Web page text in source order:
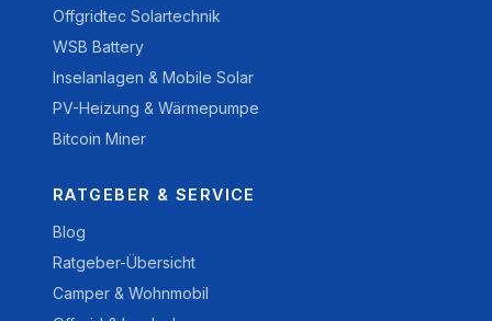
Offgridtec Solartechnik
WSB Battery
Inselanlagen & Mobile Solar
PV-Heizung & Wärmepumpe
Bitcoin Miner
RATGEBER & SERVICE
Blog
Ratgeber-Übersicht
Camper & Wohnmobil